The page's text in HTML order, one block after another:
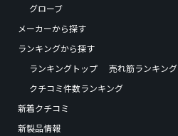
グローブ
メーカーから探す
ランキングから探す
ランキングトップ
売れ筋ランキング
クチコミ件数ランキング
新着クチコミ
新製品情報